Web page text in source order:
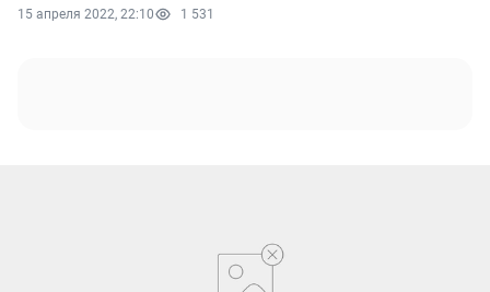
15 апреля 2022, 22:10 1 531